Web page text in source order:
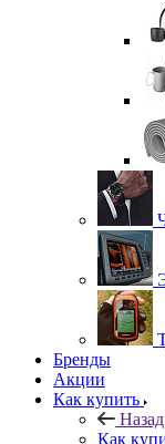
Бренды
Акции
Как купить
Назад
Как